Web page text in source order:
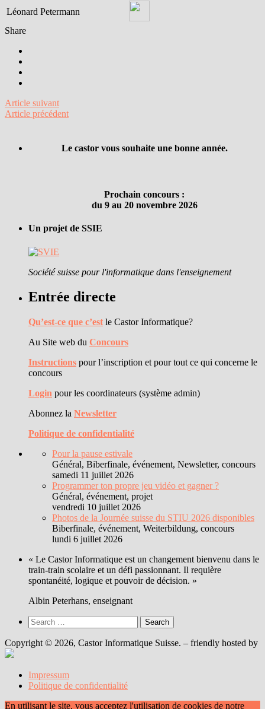
Léonard Petermann
Share
Article suivant
Article précédent
Le castor vous souhaite une bonne année.
Prochain concours :
du 9 au 20 novembre 2026
Un projet de SSIE
Société suisse pour l'informatique dans l'enseignement
Entrée directe
Qu’est-ce que c’est le Castor Informatique?
Au Site web du Concours
Instructions pour l’inscription et pour tout ce qui concerne le
concours
Login pour les coordinateurs (système admin)
Abonnez la Newsletter
Politique de confidentialité
Pour la pause estivale
Général, Biberfinale, événement, Newsletter, concours
samedi 11 juillet 2026
Programmer ton propre jeu vidéo et gagner ?
Général, événement, projet
vendredi 10 juillet 2026
Photos de la Journée suisse du STIU 2026 disponibles
Biberfinale, événement, Weiterbildung, concours
lundi 6 juillet 2026
« Le Castor Informatique est un changement bienvenu dans le
train-train scolaire et un défi passionnant. Il requière
spontanéité, logique et pouvoir de décision. »
Albin Peterhans, enseignant
Search
for:
Copyright © 2026, Castor Informatique Suisse. – friendly hosted by
Impressum
Politique de confidentialité
En utilisant le site, vous acceptez l'utilisation de cookies de notre